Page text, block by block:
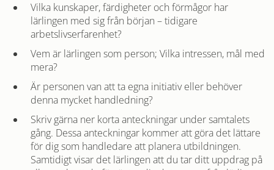
Vilka kunskaper, färdigheter och förmågor har
lärlingen med sig från början – tidigare
arbetslivserfarenhet?
Vem är lärlingen som person; Vilka intressen, mål med
mera?
Är personen van att ta egna initiativ eller behöver
denna mycket handledning?
Skriv gärna ner korta anteckningar under samtalets
gång. Dessa anteckningar kommer att göra det lättare
för dig som handledare att planera utbildningen.
Samtidigt visar det lärlingen att du tar ditt uppdrag på